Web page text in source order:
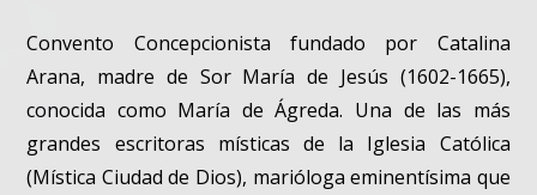
Convento Concepcionista fundado por Catalina
Arana, madre de Sor María de Jesús (1602-1665),
conocida como María de Ágreda. Una de las más
grandes escritoras místicas de la Iglesia Católica
(Mística Ciudad de Dios), marióloga eminentísima que